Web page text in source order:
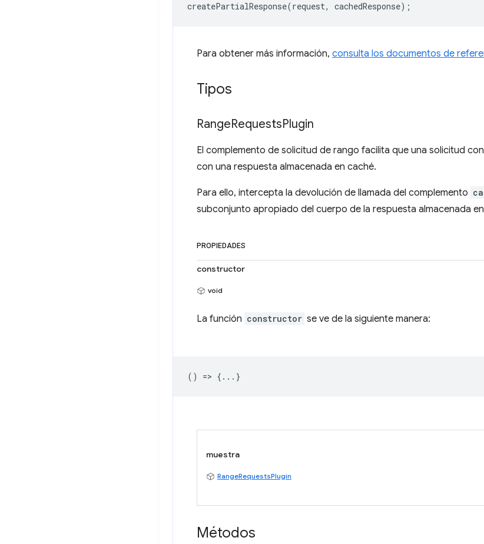
createPartialResponse(request, cachedResponse);
Para obtener más información, consulta los documentos de
Tipos
RangeRequestsPlugin
El complemento de solicitud de rango facilita que una solicitud
con una respuesta almacenada en caché.
Para ello, intercepta la devolución de llamada del complemento
subconjunto apropiado del cuerpo de la respuesta almacenada
PROPIEDADES
constructor
void
La función constructor se ve de la siguiente manera:
() => {...}
muestra
RangeRequestsPlugin
Métodos